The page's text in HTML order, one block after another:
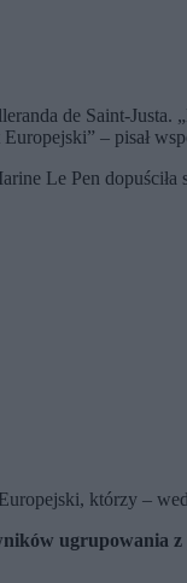
de Saint-
– pisał
Le Pen
którzy –
ugrupowania